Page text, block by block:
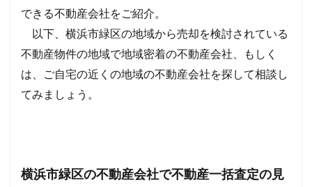
できる不動産会社をご紹介。
以下、横浜市緑区の地域から売却を検討されている
不動産物件の地域で地域密着の不動産会社、もしく
は、ご自宅の近くの地域の不動産会社を探して相談し
てみましょう。
横浜市緑区の不動産会社で不動産一括査定の見